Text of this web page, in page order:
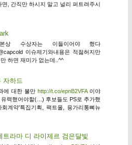
, 간직만 하시지 말고 널리 퍼트려주시
상 수상자는 이들이어야 했다
이슈제기와내용은 적젏허지만
하면 재미가 없는데..^^
자하드
에 대한 불만http://t.co/epnB2VFA이야
력했어야할(…) 후보들도 PS로 추가했
계약'특집기획, 팩트올, 용가리통뼈뉴
트라마 디 라이제르 검은달빛